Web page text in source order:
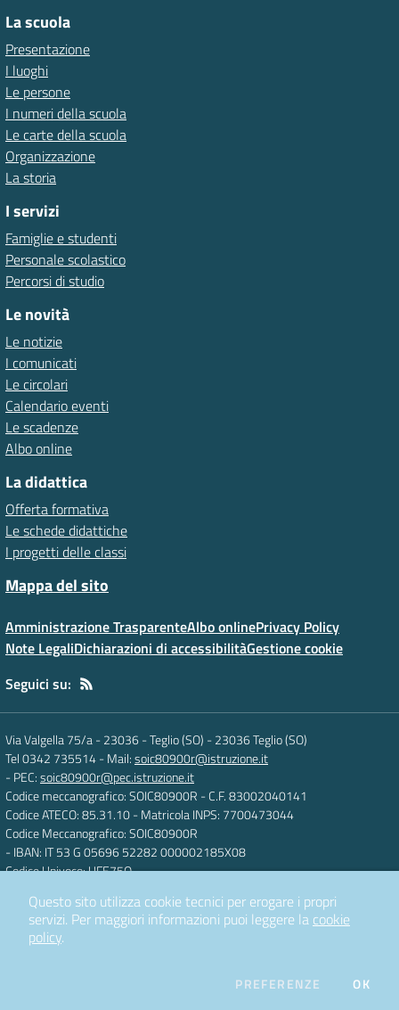
La scuola
Presentazione
I luoghi
Le persone
I numeri della scuola
Le carte della scuola
Organizzazione
La storia
I servizi
Famiglie e studenti
Personale scolastico
Percorsi di studio
Le novità
Le notizie
I comunicati
Le circolari
Calendario eventi
Le scadenze
Albo online
La didattica
Offerta formativa
Le schede didattiche
I progetti delle classi
Mappa del sito
Amministrazione TrasparenteAlbo onlinePrivacy Policy
Note LegaliDichiarazioni di accessibilitàGestione cookie
Seguici su:
Via Valgella 75/a - 23036 - Teglio (SO) -23036 Teglio (SO)
Tel 0342 735514- Mail:soic80900r@istruzione.it
- PEC:soic80900r@pec.istruzione.it
Codice meccanografico: SOIC80900R - C.F. 83002040141
Codice ATECO: 85.31.10- Matricola INPS: 7700473044
Codice Meccanografico: SOIC80900R
- IBAN: IT 53 G 05696 52282 000002185X08
Codice Univoco: UFE75O
Concept & Design by
Designers Italia
Questo sito utilizza cookie tecnici per erogare i propri
servizi. Per maggiori informazioni puoi leggere la cookie
policy.
PREFERENZE DEI COOKIE
OK